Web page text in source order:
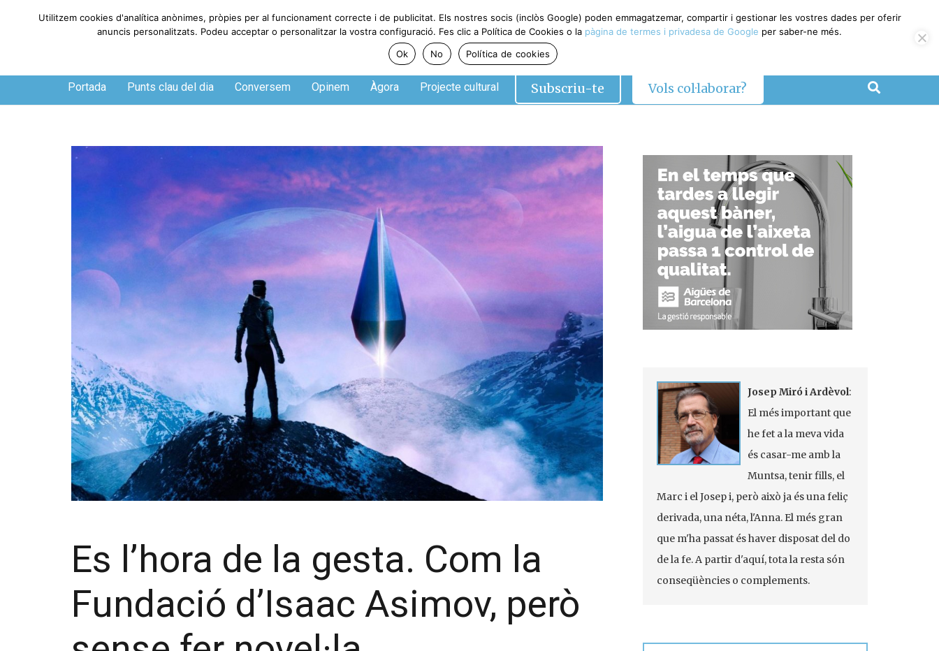
Dijous, 6 de agosto de 2026
Portada Punts clau del dia Conversem Opinem Àgora Projecte cultural Subscriu-te Vols col·laborar?
Es l’hora de la gesta. Com la
Fundació d’Isaac Asimov, però
Josep Miró i Ardèvol:
El més important que
he fet a la meva vida
és casar-me amb la
Muntsa, tenir fills, el
Marc i el Josep i, però això ja és una feliç
derivada, una néta, l'Anna. El més gran
que m'ha passat és haver disposat del do
de la fe. A partir d'aquí, tota la resta són
conseqüències o complements.
Utilitzem cookies d'analítica anònimes, pròpies per al funcionament correcte i de publicitat. Els nostres socis (inclòs Google) poden emmagatzemar, compartir i gestionar les vostres dades per oferir
anuncis personalitzats. Podeu acceptar o personalitzar la vostra configuració. Fes clic a Política de Cookies o la pàgina de termes i privadesa de Google per saber-ne més.
Ok
No Política de cookies